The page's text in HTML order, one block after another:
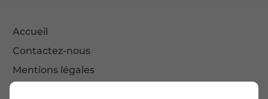
Accueil
Contactez-nous
Mentions légales